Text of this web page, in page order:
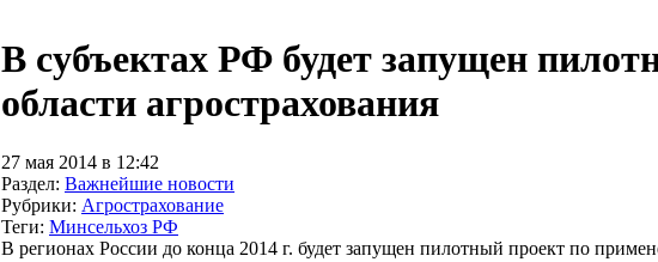
В субъектах РФ будет запущен
области агрострахования
27 мая 2014 в 12:42
Раздел: Важнейшие новости
Рубрики: Агрострахование
Теги: Минсельхоз РФ
В регионах России до конца 2014 г. будет запущен пилотный проект по